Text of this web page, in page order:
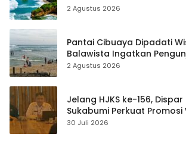
2 Agustus 2026
Pantai Cibuaya Dipadati
Balawista Ingatkan
Waspada
2 Agustus 2026
Jelang HJKS ke-156,
Sukabumi Perkuat
Publikasi Digital
30 Juli 2026